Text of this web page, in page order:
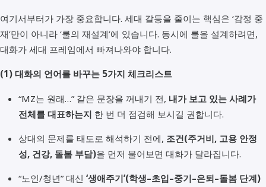
여기서부터가 가장 중요합니다. 세대 갈등을 줄이는 핵심은 ‘감정 중
재’만이 아니라 ‘룰의 재설계’에 있습니다. 동시에 룰을 설계하려면,
대화가 세대 프레임에서 빠져나와야 합니다.
(1) 대화의 언어를 바꾸는 5가지 체크리스트
“MZ는 원래…” 같은 문장을 꺼내기 전, 내가 보고 있는 사례가
전체를 대표하는지 한 번 더 점검해 보시길 권합니다.
상대의 문제를 태도로 해석하기 전에, 조건(주거비, 고용 안정
성, 건강, 돌봄 부담)을 먼저 물어보면 대화가 달라집니다.
“노인/청년” 대신 ‘생애주기’(학생–초입–중기–은퇴–돌봄 단계)